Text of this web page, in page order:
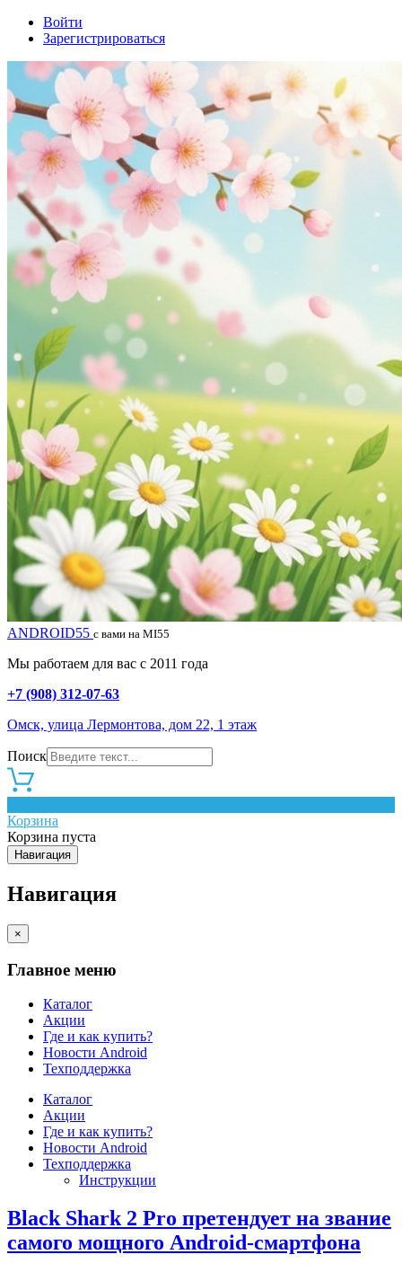
Войти
Зарегистрироваться
ANDROID55 с вами на MI55
Мы работаем для вас с 2011 года
+7 (908) 312-07-63
Омск, улица Лермонтова, дом 22, 1 этаж
Поиск
Корзина
Корзина пуста
Навигация
Навигация
×
Главное меню
Каталог
Акции
Где и как купить?
Новости Android
Техподдержка
Каталог
Акции
Где и как купить?
Новости Android
Техподдержка
Инструкции
Black Shark 2 Pro претендует на звание
самого мощного Android-смартфона